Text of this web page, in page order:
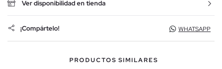
Ver disponibilidad en tienda
¡Compártelo! WHATSAPP
PRODUCTOS SIMILARES